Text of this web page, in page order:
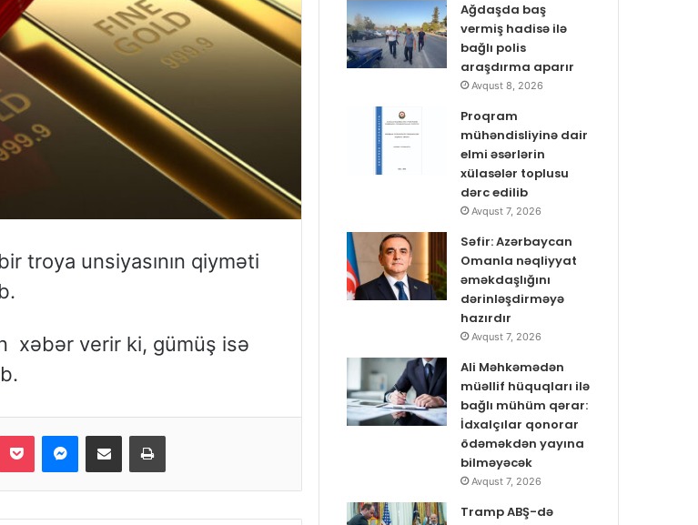
troya unsiyasının qiyməti
xəbər verir ki, gümüş isə
Ağdaşda baş
vermiş hadisə ilə
bağlı polis
araşdırma aparır
Avqust 8, 2026
Proqram
mühəndisliyinə dair
elmi əsərlərin
xülasələr toplusu
dərc edilib
Avqust 7, 2026
Səfir: Azərbaycan
Omanla nəqliyyat
əməkdaşlığını
dərinləşdirməyə
hazırdır
Avqust 7, 2026
Ali Məhkəmədən
müəllif hüquqları ilə
bağlı mühüm qərar:
İdxalçılar qonorar
ödəməkdən yayına
bilməyəcək
Avqust 7, 2026
Tramp ABŞ-də